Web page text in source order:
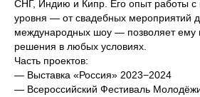
СНГ, Индию и Кипр. Его опыт работы с
уровня — от свадебных мероприятий
международных шоу — позволяет ему
решения в любых условиях.
Часть проектов:
— Выставка «Россия» 2023−2024
— Всероссийский Фестиваль